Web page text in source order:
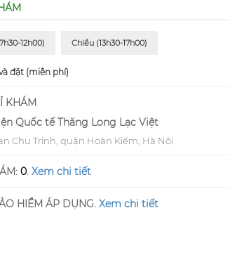
12h00) Chiều (13h30-17h00)
đặt (miễn phí)
KHÁM
Quốc tế Thăng Long Lạc Việt
Chu Trinh, quận Hoàn Kiếm, Hà Nội
0. Xem chi tiết
HIỂM ÁP DỤNG. Xem chi tiết